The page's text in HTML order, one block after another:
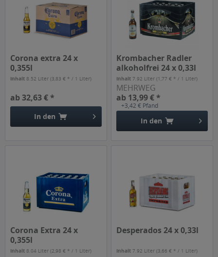
Corona extra 24 x
0,355l
Inhalt 8.52 Liter(3,83 € * / 1 Liter)
ab 32,63 € *
In den
Krombacher Radler
alkoholfrei 24 x 0,33l
Inhalt7.92 Liter(1,77 € * / 1 Liter)
MEHRWEG
ab 13,99 € *
+3,42 € Pfand
In den
Corona Extra 24 x
0,355l
Inhalt 8.04 Liter(2,98 € * / 1 Liter)
Desperados 24 x 0,33l
Inhalt7.92 Liter(3,66 € * / 1 Liter)